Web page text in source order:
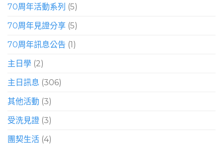
70周年活動系列 (5)
70周年見證分享 (5)
70周年訊息公告 (1)
主日學 (2)
主日訊息 (306)
其他活動 (3)
受洗見證 (3)
團契生活 (4)